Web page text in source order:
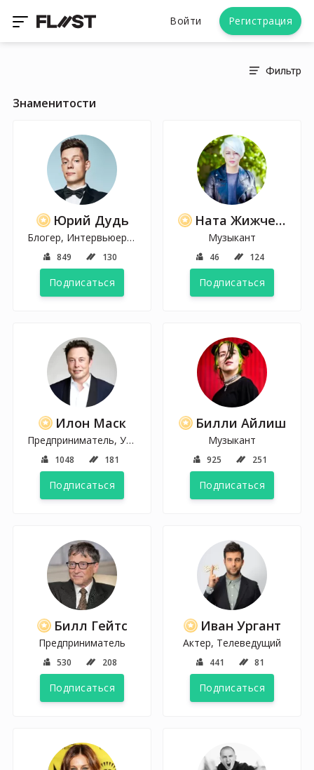
Войти Регистрация
Фильтр
Знаменитости
Юрий Дудь
Блогер, Интервьюер, Журналист
849 130
Подписаться
Ната Жижченко (ONUKA)
Музыкант
46 124
Подписаться
Илон Маск
Предприниматель, Ученый
1048 181
Подписаться
Билли Айлиш
Музыкант
925 251
Подписаться
Билл Гейтс
Предприниматель
530 208
Подписаться
Иван Ургант
Актер, Телеведущий
441 81
Подписаться